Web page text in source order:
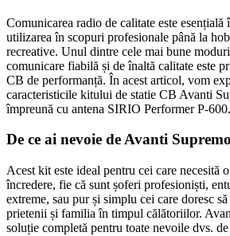
Comunicarea radio de calitate este
utilizarea în scopuri profesionale până la
recreative. Unul dintre cele mai bune
comunicare fiabilă și de înaltă calitate este
CB de performanță. În acest articol, vom
caracteristicile kitului de statie CB Avanti
împreună cu antena SIRIO Performer P-600.
De ce ai nevoie de Avanti Supremo
Acest kit este ideal pentru cei care necesită
încredere, fie că sunt șoferi profesioniști,
extreme, sau pur și simplu cei care doresc
prietenii și familia în timpul călătoriilor.
soluție completă pentru toate nevoile dvs.